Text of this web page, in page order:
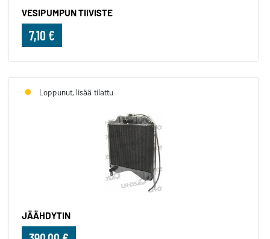
VESIPUMPUN TIIVISTE
7,10 €
Loppunut, lisää tilattu
JÄÄHDYTIN